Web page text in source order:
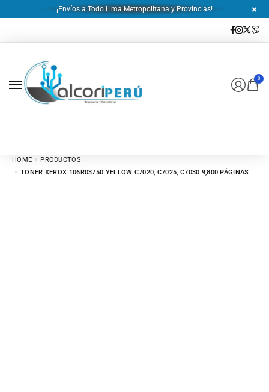
¡Envíos a Todo Lima Metropolitana y Provincias!
0
HOME
PRODUCTOS
TONER XEROX 106R03750 YELLOW C7020, C7025, C7030 9,800 PÁGINAS